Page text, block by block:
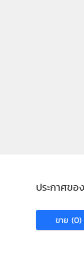
ประกาศขอ
ขาย (0)